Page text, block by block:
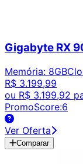
Gigabyte RX
Memória: 8GB
R$ 3.199,99
ou R$ 3.199,92
PromoScore:6
Ver Oferta
Comparar